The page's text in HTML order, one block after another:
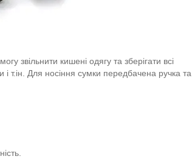
звільнити кишені одягу та зберігати всі
т.ін. Для носіння сумки передбачена ручка та